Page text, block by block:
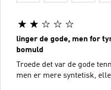
linger de gode, men for
bomuld
Troede det var de gode
men er mere syntetisk,